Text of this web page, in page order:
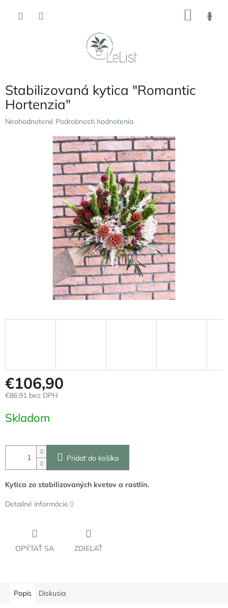
Stabilizovaná kytica "Romantic
Hortenzia"
Priemerné
Neohodnotené Podrobnosti hodnotenia
€106,90
€86,91 bez DPH
cena:
Skladom
Pridať do košíka
Kytica zo stabilizovaných kvetov a rastlín.
Detailné informácie
OPÝTAŤ SA ZDIEĽAŤ
Popis Diskusia